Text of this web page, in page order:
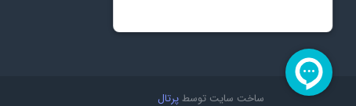
ساخت سایت توسطپرتال